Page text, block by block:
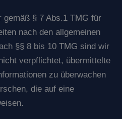
§ 7 Abs.1 TMG für
nach den allgemeinen
§§ 8 bis 10 TMG sind wir
verpflichtet, übermittelte
zu überwachen
die auf eine